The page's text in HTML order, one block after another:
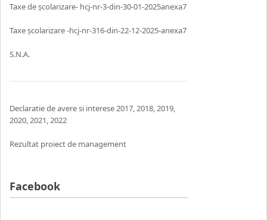
Taxe de școlarizare- hcj-nr-3-din-30-01-2025anexa7
Taxe școlarizare -hcj-nr-316-din-22-12-2025-anexa7
S.N.A.
Declaratie de avere si interese2017,2018,2019,
2020,2021,2022
Rezultat proiect de management
Facebook